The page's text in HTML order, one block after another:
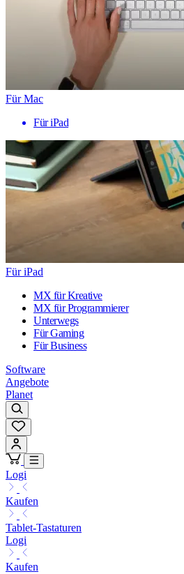
Für Mac
Für iPad
Für iPad
MX für Kreative
MX für Programmierer
Unterwegs
Für Gaming
Für Business
Software
Angebote
Planet
Logi
Kaufen
Tablet-Tastaturen
Logi
Kaufen